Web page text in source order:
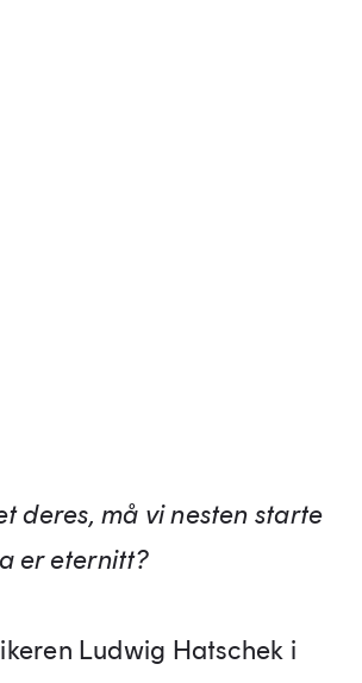
deres, må vi nesten starte
er eternitt?
Ludwig Hatschek i